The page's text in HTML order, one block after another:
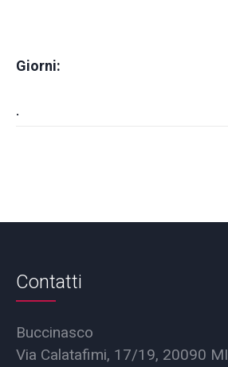
Giorni:
.
Contatti
Buccinasco
Via Calatafimi, 17/19, 20090 MI